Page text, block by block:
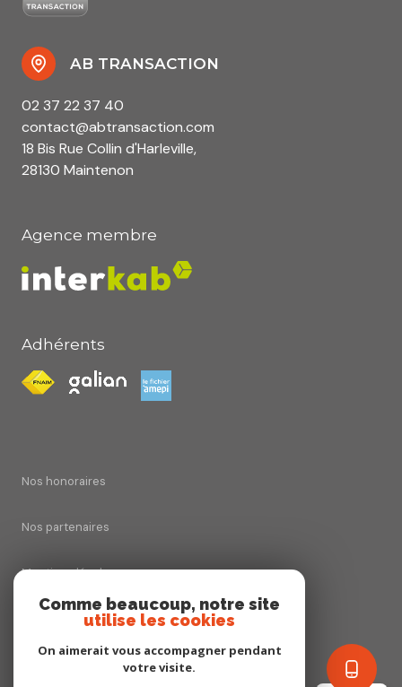
AB TRANSACTION
02 37 22 37 40
contact@abtransaction.com
18 Bis Rue Collin d'Harleville,
28130 Maintenon
Agence membre
Adhérents
Nos honoraires
Nos partenaires
Mentions légales
Comme beaucoup, notre site
utilise les cookies
On aimerait vous accompagner pendant
votre visite.